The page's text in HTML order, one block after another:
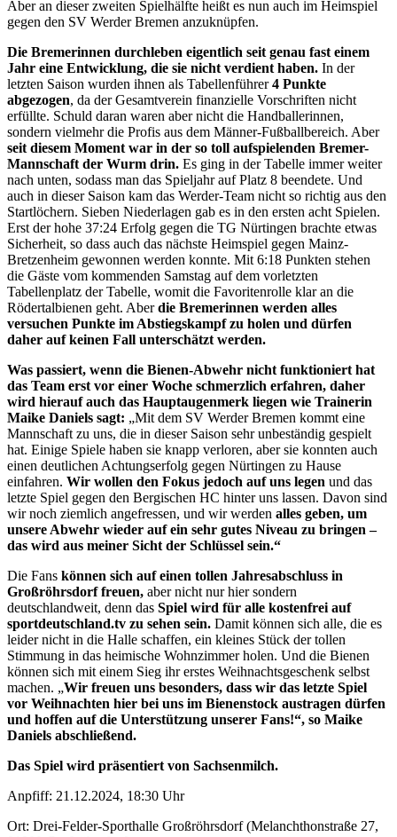
Aber an dieser zweiten Spielhälfte heißt es nun auch im Heimspiel
gegen den SV Werder Bremen anzuknüpfen.
Die Bremerinnen durchleben eigentlich seit genau fast einem
Jahr eine Entwicklung, die sie nicht verdient haben. In der
letzten Saison wurden ihnen als Tabellenführer4 Punkte
abgezogen, da der Gesamtverein finanzielle Vorschriften nicht
erfüllte. Schuld daran waren aber nicht die Handballerinnen,
sondern vielmehr die Profis aus dem Männer-Fußballbereich. Aber
seit diesem Moment war in der so toll aufspielenden Bremer-
Mannschaft der Wurm drin. Es ging in der Tabelle immer weiter
nach unten, sodass man das Spieljahr auf Platz 8 beendete. Und
auch in dieser Saison kam das Werder-Team nicht so richtig aus den
Startlöchern. Sieben Niederlagen gab es in den ersten acht Spielen.
Erst der hohe 37:24 Erfolg gegen die TG Nürtingen brachte etwas
Sicherheit, so dass auch das nächste Heimspiel gegen Mainz-
Bretzenheim gewonnen werden konnte. Mit 6:18 Punkten stehen
die Gäste vom kommenden Samstag auf dem vorletzten
Tabellenplatz der Tabelle, womit die Favoritenrolle klar an die
Rödertalbienen geht. Aberdie Bremerinnen werden alles
versuchen Punkte im Abstiegskampf zu holen und dürfen
daher auf keinen Fall unterschätzt werden.
Was passiert, wenn die Bienen-Abwehr nicht funktioniert hat
das Team erst vor einer Woche schmerzlich erfahren, daher
wird hierauf auch das Hauptaugenmerk liegen wie Trainerin
Maike Daniels sagt: „Mit dem SV Werder Bremen kommt eine
Mannschaft zu uns, die in dieser Saison sehr unbeständig gespielt
hat. Einige Spiele haben sie knapp verloren, aber sie konnten auch
einen deutlichen Achtungserfolg gegen Nürtingen zu Hause
einfahren. Wir wollen den Fokus jedoch auf uns legen und das
letzte Spiel gegen den Bergischen HC hinter uns lassen. Davon sind
wir noch ziemlich angefressen, und wir werden alles geben, um
unsere Abwehr wieder auf ein sehr gutes Niveau zu bringen –
das wird aus meiner Sicht der Schlüssel sein.“
Die Fans können sich auf einen tollen Jahresabschluss in
Großröhrsdorf freuen, aber nicht nur hier sondern
deutschlandweit, denn das Spiel wird für alle kostenfrei auf
sportdeutschland.tv zu sehen sein. Damit können sich alle, die es
leider nicht in die Halle schaffen, ein kleines Stück der tollen
Stimmung in das heimische Wohnzimmer holen. Und die Bienen
können sich mit einem Sieg ihr erstes Weihnachtsgeschenk selbst
machen. „Wir freuen uns besonders, dass wir das letzte Spiel
vor Weihnachten hier bei uns im Bienenstock austragen dürfen
und hoffen auf die Unterstützung unserer Fans!“, so Maike
Daniels abschließend.
Das Spiel wird präsentiert von Sachsenmilch.
Anpfiff: 21.12.2024, 18:30 Uhr
Ort: Drei-Felder-Sporthalle Großröhrsdorf (Melanchthonstraße 27,